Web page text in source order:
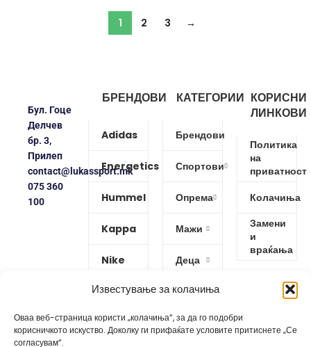
Известување за колачиња
Оваа веб-страница користи „колачиња“, за да го подобри
корисничкото искуство. Доколку ги прифаќате условите притиснете „Се
согласувам“.
1 2 3 →
Бул. Гоце
Делчев
бр. 3,
Прилеп
contact@lukassport.mk
075 360
100
БРЕНДОВИ
Adidas
Energetics
Hummel
Kappa
Nike
Protouch
Puma
КАТЕГОРИИ
Брендови
Спортови
Опрема
Мажи
Деца
Жени
КОРИСНИ
ЛИНКОВИ
Политика
на
приватност
Колачиња
Замени
и
враќања